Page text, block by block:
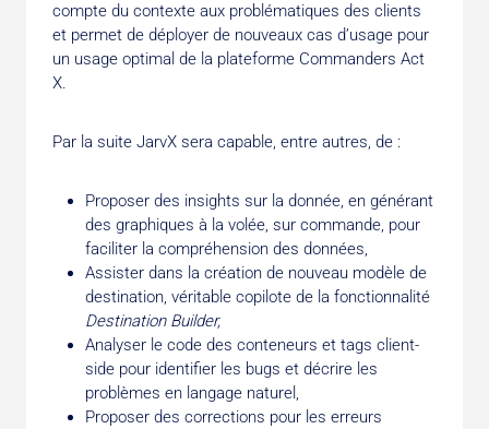
compte du contexte aux problématiques des clients
et permet de déployer de nouveaux cas d’usage pour
un usage optimal de la plateforme Commanders Act
X.
Par la suite JarvX sera capable, entre autres, de :
Proposer des insights sur la donnée, en générant
des graphiques à la volée, sur commande, pour
faciliter la compréhension des données,
Assister dans la création de nouveau modèle de
destination, véritable copilote de la fonctionnalité
Destination Builder,
Analyser le code des conteneurs et tags client-
side pour identifier les bugs et décrire les
problèmes en langage naturel,
Proposer des corrections pour les erreurs